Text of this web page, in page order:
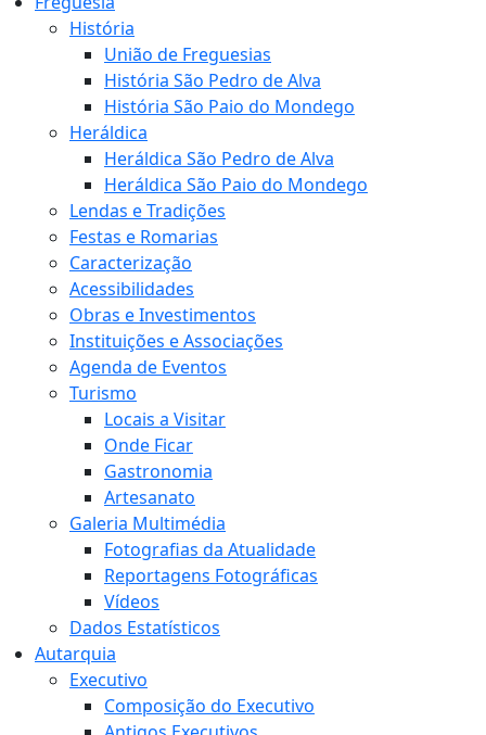
História
União de Freguesias
História São Pedro de Alva
História São Paio do Mondego
Heráldica
Heráldica São Pedro de Alva
Heráldica São Paio do Mondego
Lendas e Tradições
Festas e Romarias
Caracterização
Acessibilidades
Obras e Investimentos
Instituições e Associações
Agenda de Eventos
Turismo
Locais a Visitar
Onde Ficar
Gastronomia
Artesanato
Galeria Multimédia
Fotografias da Atualidade
Reportagens Fotográficas
Vídeos
Dados Estatísticos
Autarquia
Executivo
Composição do Executivo